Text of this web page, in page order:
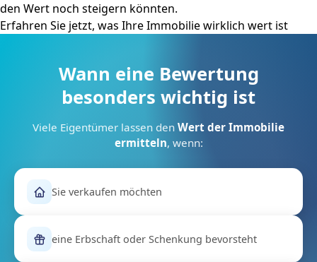
den Wert noch steigern könnten.
Erfahren Sie jetzt, was Ihre Immobilie wirklich wert ist
Wann eine Bewertung
besonders wichtig ist
Viele Eigentümer lassen den Wert der Immobilie
ermitteln, wenn:
Sie verkaufen möchten
eine Erbschaft oder Schenkung bevorsteht